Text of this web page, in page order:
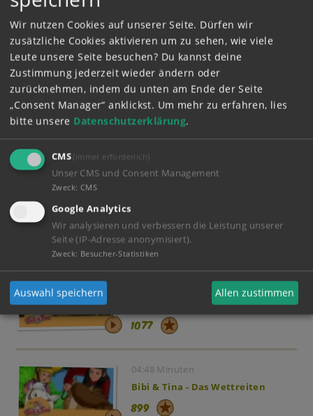
Bibi & Tina - Der Hundedieb
1717
01:00 Minuten
Bibi & Tina - Ein Pony zum
Knuddeln
1627
1139
Bibi & Tina - Abenteuer in der
1077
04:48 Minuten
Bibi & Tina - Das Wettreiten
899
Wir nutzen Cookies auf unserer Seite. Dürfen wir
zusätzliche Cookies aktivieren um zu sehen, wie viele
Leute unsere Seite besuchen? Du kannst deine
Zustimmung jederzeit wieder ändern oder
zurücknehmen, indem du unten am Ende der Seite
„Consent Manager“ anklickst. Um mehr zu erfahren, lies
bitte unsere Datenschutzerklärung.
CMS (immer erforderlich)
Unser CMS und Consent Management
Zweck: CMS
Google Analytics
Wir analysieren und verbessern die Leistung unserer
Seite (IP-Adresse anonymisiert).
Zweck: Besucher-Statistiken
Auswahl speichern Allen zustimmen